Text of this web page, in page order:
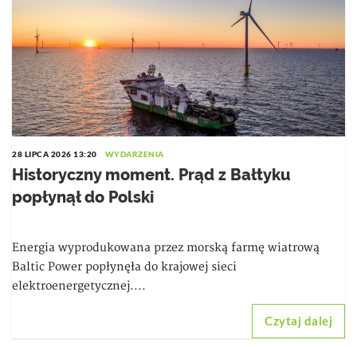
28 LIPCA 2026 13:20 WYDARZENIA
Historyczny moment. Prąd z Bałtyku
popłynął do Polski
Energia wyprodukowana przez morską farmę wiatrową
Baltic Power popłynęła do krajowej sieci
elektroenergetycznej....
Czytaj dalej